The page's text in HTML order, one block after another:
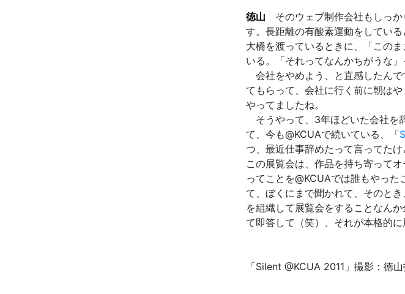
徳山 そのウェブ制作会社もしっか
す。長距離の有酸素運動をしてい
大橋を渡っているときに、「この
いる。「それってなんかちがうな」
会社をやめよう、と直感したん
てもらって、会社に行く前に朝は
やってましたね。
そうやって、3年ほどいた会社を
て、今も@KCUAで続いている、「
つ、最近仕事辞めたって言ってた
この展覧会は、作品を持ち寄って
ってことを@KCUAでは誰もやっ
て、ぼくにまで聞かれて、そのと
を組織して展覧会をすることなん
て即答して（笑）、それが本格的
「Silent @KCUA 2011」撮影：徳